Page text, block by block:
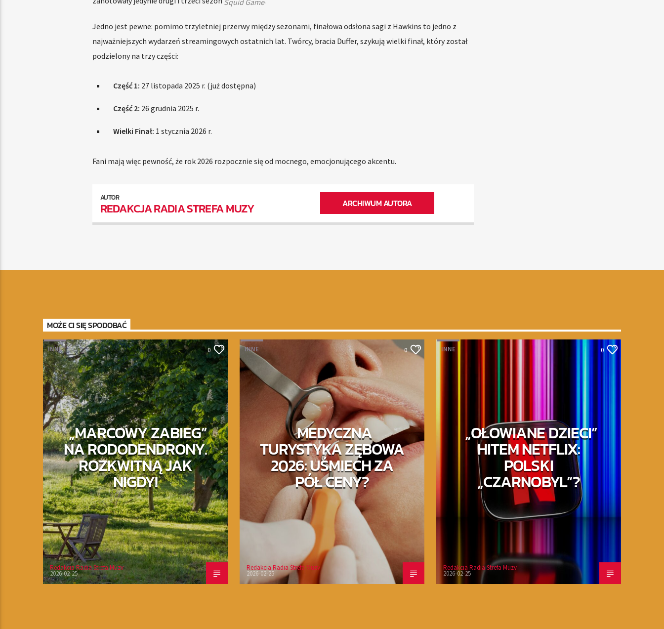
Squid Game
Jedno jest pewne: pomimo trzyletniej przerwy między sezonami, finałowa odsłona sagi z Hawkins to jedno z
najważniejszych wydarzeń streamingowych ostatnich lat. Twórcy, bracia Duffer, szykują wielki finał, który został
podzielony na trzy części:
Część 1: 27 listopada 2025 r. (już dostępna)
Część 2: 26 grudnia 2025 r.
Wielki Finał: 1 stycznia 2026 r.
Fani mają więc pewność, że rok 2026 rozpocznie się od mocnego, emocjonującego akcentu.
AUTOR
REDAKCJA RADIA STREFA MUZY ARCHIWUM AUTORA
MOŻE CI SIĘ SPODOBAĆ
INNE 0
„MARCOWY ZABIEG”
NA RODODENDRONY.
ROZKWITNĄ JAK
NIGDY!
Redakcja Radia Strefa Muzy
2026-02-25
INNE 0
MEDYCZNA
TURYSTYKA ZĘBOWA
2026: UŚMIECH ZA
PÓŁ CENY?
Redakcja Radia Strefa Muzy
2026-02-25
INNE 0
„OŁOWIANE DZIECI”
HITEM NETFLIX:
POLSKI
„CZARNOBYL”?
Redakcja Radia Strefa Muzy
2026-02-25